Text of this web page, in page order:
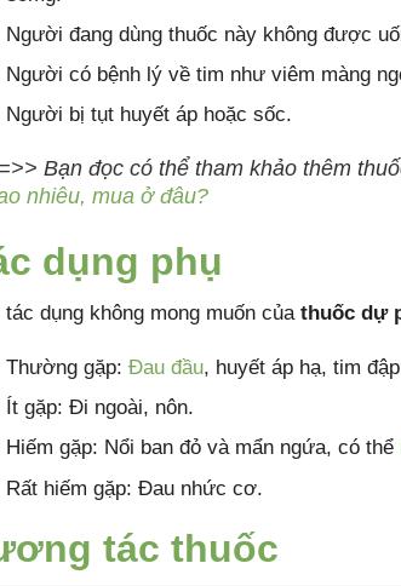
Người đang dùng thuốc này không được
Người có bệnh lý về tim như viêm màng
Người bị tụt huyết áp hoặc sốc.
Bạn đọc có thể tham khảo thêm
nhiêu, mua ở đâu?
dụng phụ
tác dụng không mong muốn củathuốc dự
Thường gặp: Đau đầu, huyết áp hạ, tim
Ít gặp: Đi ngoài, nôn.
Hiếm gặp: Nổi ban đỏ và mẩn ngứa, có thể
Rất hiếm gặp: Đau nhức cơ.
tác thuốc